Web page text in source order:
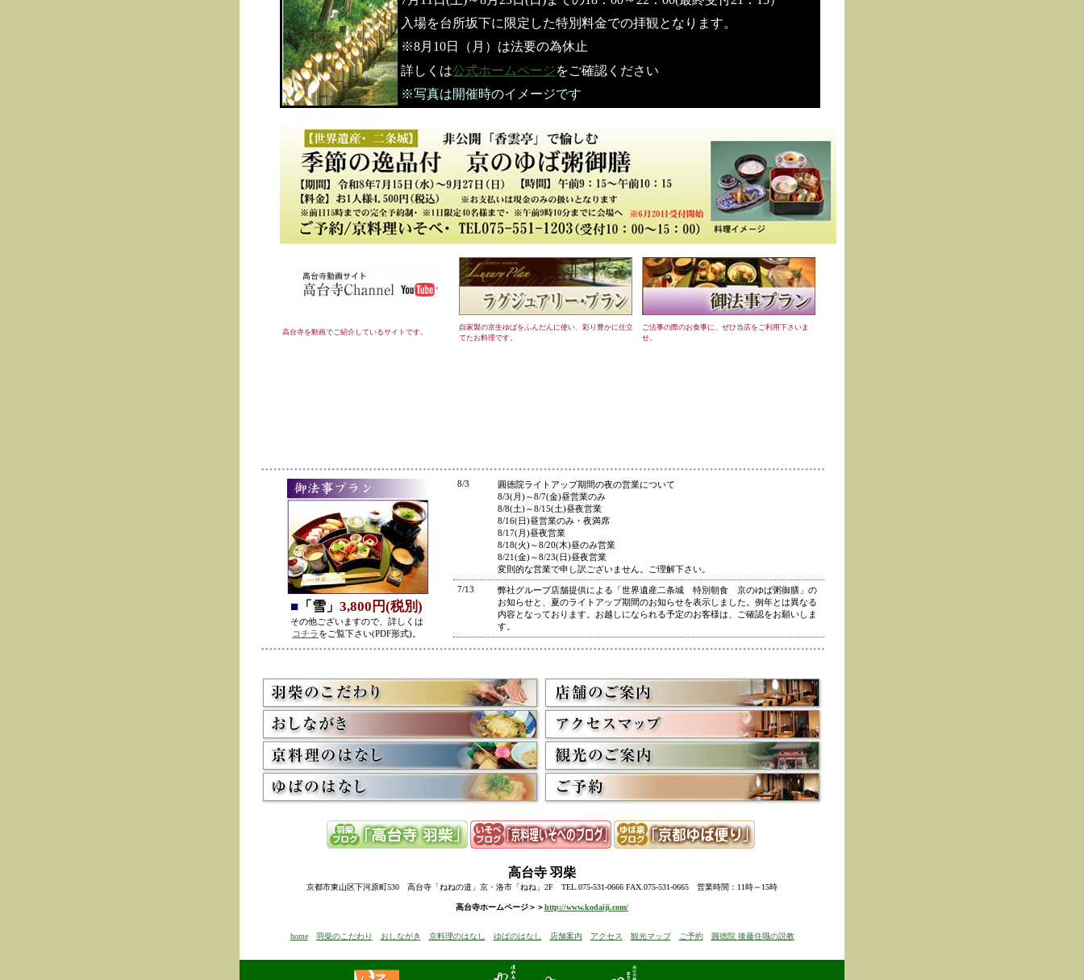
入場を台所坂下に限定した特別料金での拝観となります。
※8月10日（月）は法要の為休止
詳しくは公式ホームページをご確認ください
※写真は開催時のイメージです
高台寺を動画でご紹介しているサイトです。
自家製の京生ゆばをふんだんに使い、彩り豊かに仕立
てたお料理です。
ご法事の際のお食事に、ぜひ当店をご利用下さいま
せ。
■ 「雪」 3,800円(税別)
その他ございますので、詳しくは
コチラ をご覧下さい(PDF形式)。
8/3
圓徳院ライトアップ期間の夜の営業について
8/3(月)～8/7(金)昼営業のみ
8/8(土)～8/15(土)昼夜営業
8/16(日)昼営業のみ・夜満席
8/17(月)昼夜営業
8/18(火)～8/20(木)昼のみ営業
8/21(金)～8/23(日)昼夜営業
変則的な営業で申し訳ございません。ご理解下さい。
7/13
弊社グループ店舗提供による「世界遺産二条城 特別朝食 京のゆば粥御膳」の
お知らせと、夏のライトアップ期間のお知らせを表示しました。例年とは異なる
内容となっております。お越しになられる予定のお客様は、ご確認をお願いしま
す。
5/8
高台寺・圓徳院 春のライトアップ終了に伴い、表示を削除しました。
3/2
京料理いそべ担当・世界遺産二条城での特別昼食、高台寺冬の夜の茶会「夜咄」
終了に伴い削除させていただきました。多くのお客様にご利用いただきありがと
うございました。
高台寺・圓徳院・春の夜間ライトアップのお知らせを表示しました。
お越しの際のお食事に、ぜひ当店をご利用下さい。
12/15
高台寺・秋の夜間特別拝観終了に伴い、表示を削除させていただきました。
たくさんのお客様にお越しいただき、ありがとうございました。
来年1月からの催しを2件表示させていただきました。
ぜひご予約下さい。
12/13(土)は寺院行事の為、休業とさせていただきます。
10/20
高台寺・圓徳院・秋の夜間特別拝観のお知らせを表示しました。
前日までにご予約ください。
当日はお並びいただいた順に席へご案内いたします。
8/18 高台寺・秋の夜の観月茶会と秋の夜間特別拝観のお知らせを表示しました
らせを追加しました。
5/26 昨今の原材料費・燃料費・人件費等の高騰によりやむを得ず、価格改定をさせて
いただきます
高台寺 羽柴
京都市東山区下河原町530 高台寺「ねねの道」京・洛市「ねね」2F TEL.075-531-0666 FAX.075-531-0665 営業時間：11時～15時
高台寺ホームページ＞＞http://www.kodaiji.com/
home 羽柴のこだわり おしながき 京料理のはなし ゆばのはなし 店舗案内 アクセス 観光マップ ご予約 圓徳院 後藤住職の説教